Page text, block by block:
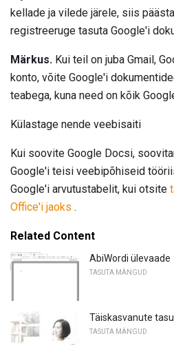
kellade ja vilede järele, siis
registreeruge tasuta Google'i
Märkus. Kui teil on juba Gmail,
konto, võite Google'i
teabega, kuna need on kõik
Külastage nende veebisaiti
Kui soovite Google Docsi,
Google'i teisi veebipõhiseid
Google'i arvutustabelit, kui otsite
Office'i jaoks .
Related Content
AbiWordi ülevaade
TASUTA MÄNGUD
Täiskasvanute
TASUTA MÄNGUD